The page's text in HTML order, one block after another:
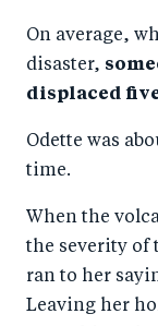
On average,
disaster,
displaced
Odette was
time.
When the
the severity of
ran to her
Leaving her